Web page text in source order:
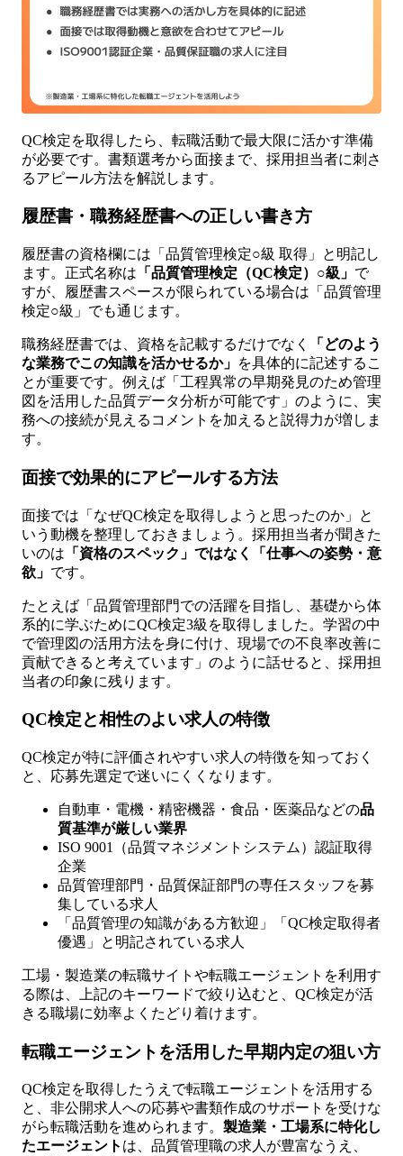
QC検定を取得したら、転職活動で最大限に活かす準備
が必要です。書類選考から面接まで、採用担当者に刺さ
るアピール方法を解説します。
履歴書・職務経歴書への正しい書き方
履歴書の資格欄には「品質管理検定○級 取得」と明記し
ます。正式名称は 「品質管理検定（QC検定）○級」 で
すが、履歴書スペースが限られている場合は「品質管理
検定○級」でも通じます。
職務経歴書では、資格を記載するだけでなく
「どのよう
な業務でこの知識を活かせるか」 を具体的に記述するこ
とが重要です。例えば「工程異常の早期発見のため管理
図を活用した品質データ分析が可能です」のように、実
務への接続が見えるコメントを加えると説得力が増しま
す。
面接で効果的にアピールする方法
面接では「なぜQC検定を取得しようと思ったのか」と
いう動機を整理しておきましょう。採用担当者が聞きた
いのは 「資格のスペック」ではなく「仕事への姿勢・意
欲」 です。
たとえば「品質管理部門での活躍を目指し、基礎から体
系的に学ぶためにQC検定3級を取得しました。学習の中
で管理図の活用方法を身に付け、現場での不良率改善に
貢献できると考えています」のように話せると、採用担
当者の印象に残ります。
QC検定と相性のよい求人の特徴
QC検定が特に評価されやすい求人の特徴を知っておく
と、応募先選定で迷いにくくなります。
自動車・電機・精密機器・食品・医薬品などの品
質基準が厳しい業界
ISO 9001（品質マネジメントシステム）認証取得
企業
品質管理部門・品質保証部門の専任スタッフを募
集している求人
「品質管理の知識がある方歓迎」「QC検定取得者
優遇」と明記されている求人
工場・製造業の転職サイトや転職エージェントを利用す
る際は、上記のキーワードで絞り込むと、QC検定が活
きる職場に効率よくたどり着けます。
転職エージェントを活用した早期内定の狙い方
QC検定を取得したうえで転職エージェントを活用する
と、非公開求人への応募や書類作成のサポートを受けな
がら転職活動を進められます。 製造業・工場系に特化し
たエージェント は、品質管理職の求人が豊富なうえ、